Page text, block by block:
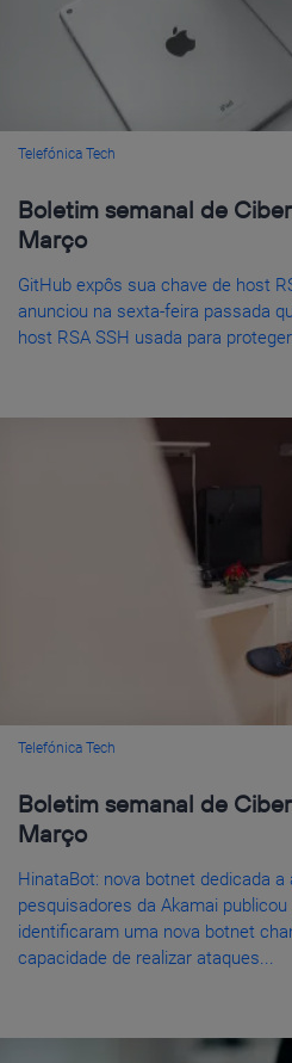
Telefónica Tech
Boletim semanal de
Março
GitHub expôs sua chave de host
anunciou na sexta-feira passada
host RSA SSH usada para
Telefónica Tech
Boletim semanal de
Março
HinataBot: nova botnet dedicada a
pesquisadores da Akamai
identificaram uma nova botnet
capacidade de realizar ataques...